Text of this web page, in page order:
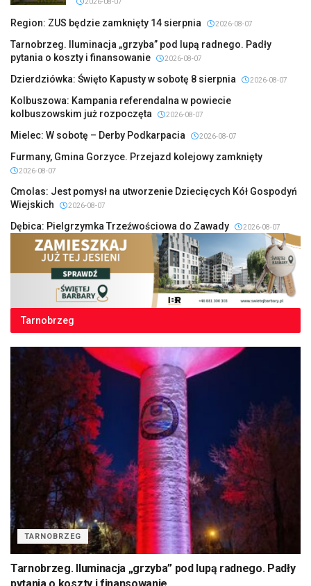
2026-08-07
Region: ZUS będzie zamknięty 14 sierpnia 2026-08-07
Tarnobrzeg. Iluminacja „grzyba” pod lupą radnego. Padły
pytania o koszty i finansowanie
2026-08-07
Dzierdziówka: Święto Kapusty w sobotę 8 sierpnia 2026-08-07
Kolbuszowa: Kampania referendalna w powiecie
kolbuszowskim już rozpoczęta
2026-08-07
Mielec: W sobotę – Derby Podkarpacia 2026-08-07
Furmany, Gmina Gorzyce. Przejazd kolejowy zamknięty
2026-08-07
Cmolas: Jest pomysł na utworzenie Dziecięcych Kół Gospodyń
Wiejskich
2026-08-07
Dębica: Pielgrzymka Trzeźwościowa do Zawady 2026-08-07
Tarnobrzeg
TARNOBRZEG
Tarnobrzeg. Iluminacja „grzyba” pod lupą radnego. Padły